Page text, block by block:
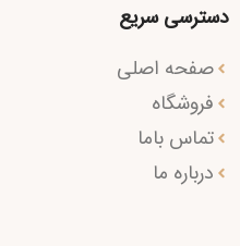
دسترسی سریع
صفحه اصلی
فروشگاه
تماس باما
درباره ما